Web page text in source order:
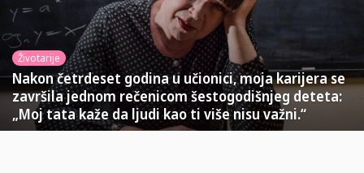
Životarije
Nakon četrdeset godina u učionici, moja karijera se
završila jednom rečenicom šestogodišnjeg deteta:
„Moj tata kaže da ljudi kao ti više nisu važni.“